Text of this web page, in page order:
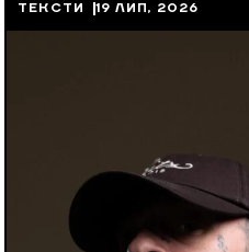
ТЕКСТИ 19 ЛИП, 2026